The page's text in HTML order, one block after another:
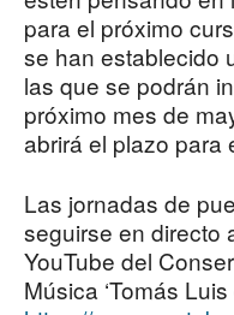
para el próximo
se han establecido
las que se podrán
próximo mes de
abrirá el plazo para
Las jornadas de
seguirse en directo
YouTube del
Música ‘Tomás Luis